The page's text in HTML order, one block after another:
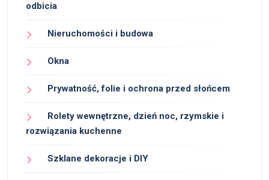
odbicia
Nieruchomości i budowa
Okna
Prywatność, folie i ochrona przed słońcem
Rolety wewnętrzne, dzień noc, rzymskie i
rozwiązania kuchenne
Szklane dekoracje i DIY